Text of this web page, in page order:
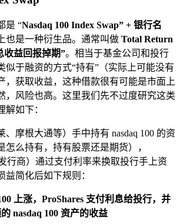
是 “Nasdaq 100 Index Swap” + 银行名
也是一种衍生品。通常叫做 Total Return
收益回报掉期”。相当于基金公司和投行
似于融资的方式“持有”（实际上可能没有
，获取收益，这种借款很有可能是市面上
，风险也高。这里我们先不过度研究这类
解如下：
摩根大通等）手中持有 nasdaq 100 的资
怎么持有，持有股票还是期货），
行商）通过支付利率来换取投行手上资
益简化后如下规则：
上涨，ProShares 支付利息给投行，并
nasdaq 100 资产的收益